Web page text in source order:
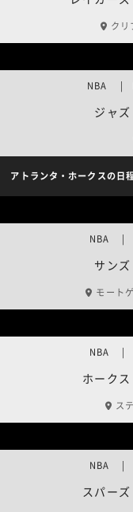
クリ
ジャズ
NBA |
アトランタ・ホークスの日
サンズ
NBA |
モート
ホークス
NBA |
ス
スパーズ
NBA |